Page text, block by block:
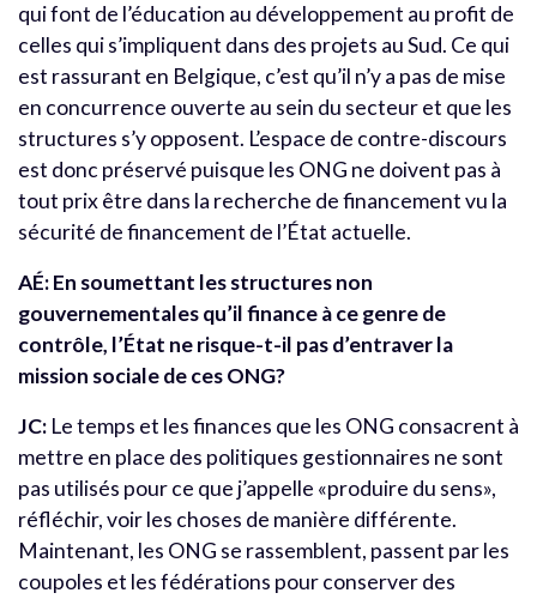
qui font de l’éducation au développement au profit de
celles qui s’impliquent dans des projets au Sud. Ce qui
est rassurant en Belgique, c’est qu’il n’y a pas de mise
en concurrence ouverte au sein du secteur et que les
structures s’y opposent. L’espace de contre-discours
est donc préservé puisque les ONG ne doivent pas à
tout prix être dans la recherche de financement vu la
sécurité de financement de l’État actuelle.
AÉ: En soumettant les structures non
gouvernementales qu’il finance à ce genre de
contrôle, l’État ne risque-t-il pas d’entraver la
mission sociale de ces ONG?
JC: Le temps et les finances que les ONG consacrent à
mettre en place des politiques gestionnaires ne sont
pas utilisés pour ce que j’appelle «produire du sens»,
réfléchir, voir les choses de manière différente.
Maintenant, les ONG se rassemblent, passent par les
coupoles et les fédérations pour conserver des